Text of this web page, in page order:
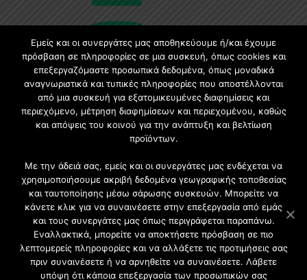
Εγγραφή στο Newsletter
Γίνετε μέλος της μεγαλύτερης διαδικτυακής κοινότητας, ειδικά
για αρχιτέκτονες, σχεδιαστές και λάτρεις της κατασκευής και
Εμείς και οι συνεργάτες μας αποθηκεύουμε ή/και έχουμε
πρόσβαση σε πληροφορίες σε μια συσκευή, όπως cookies και
επεξεργαζόμαστε προσωπικά δεδομένα, όπως μοναδικά
αναγνωριστικά και τυπικές πληροφορίες που αποστέλλονται
από μια συσκευή για εξατομικευμένες διαφημίσεις και
περιεχόμενο, μέτρηση διαφημίσεων και περιεχομένου, καθώς
και απόψεις του κοινού για την ανάπτυξη και βελτίωση
προϊόντων.
Με την άδειά σας, εμείς και οι συνεργάτες μας ενδέχεται να
χρησιμοποιήσουμε ακριβή δεδομένα γεωγραφικής τοποθεσίας
και ταυτοποίησης μέσω σάρωσης συσκευών. Μπορείτε να
κάνετε κλικ για να συναινέσετε στην επεξεργασία από εμάς
και τους συνεργάτες μας όπως περιγράφεται παραπάνω.
Εναλλακτικά, μπορείτε να αποκτήσετε πρόσβαση σε πιο
λεπτομερείς πληροφορίες και να αλλάξετε τις προτιμήσεις σας
πριν συναινέσετε ή να αρνηθείτε να συναινέσετε. Λάβετε
υπόψη ότι κάποια επεξεργασία των προσωπικών σας